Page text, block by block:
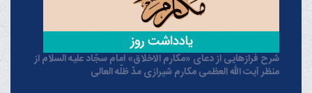
شرح فرازهایی از دعای «مکارم الاخلاق» امام سجّاد علیه السلام از
منظر آیت الله العظمی مکارم شیرازی مدّ ظلّه العالی